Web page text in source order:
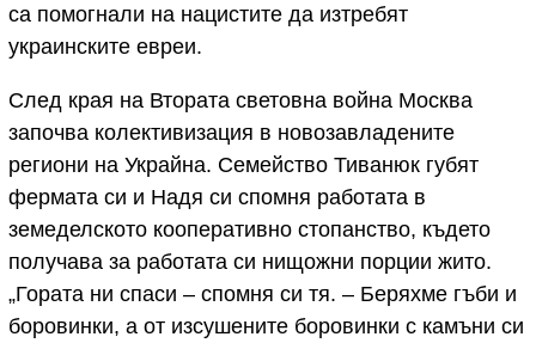
са помогнали на нацистите да изтребят
украинските евреи.
След края на Втората световна война Москва
започва колективизация в новозавладените
региони на Украйна. Семейство Тиванюк губят
фермата си и Надя си спомня работата в
земеделското кооперативно стопанство, където
получава за работата си нищожни порции жито.
„Гората ни спаси – спомня си тя. – Беряхме гъби и
боровинки, а от изсушените боровинки с камъни си